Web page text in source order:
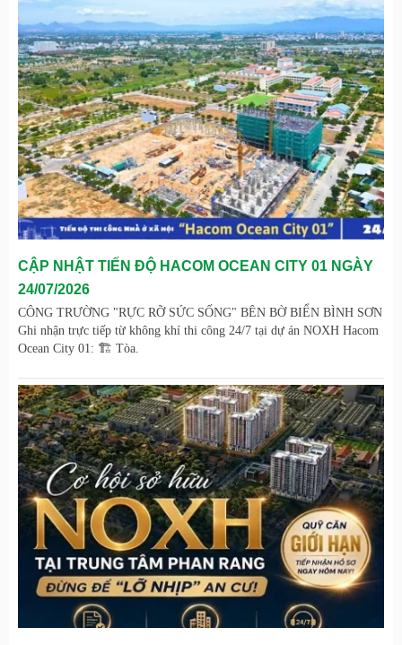
CẬP NHẬT TIẾN ĐỘ HACOM OCEAN CITY 01 NGÀY
24/07/2026
CÔNG TRƯỜNG "RỰC RỠ SỨC SỐNG" BÊN BỜ BIỂN BÌNH SƠN
Ghi nhận trực tiếp từ không khí thi công 24/7 tại dự án NOXH Hacom
Ocean City 01: 🏗️ Tòa.